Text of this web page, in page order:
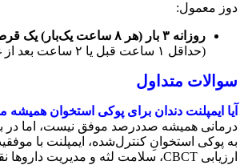
دوز معمول:
روزانه ۳ بار (هر ۸ ساعت یک‌بار) یک قرص، با معده خالی
(حداقل ۱ ساعت قبل یا ۲ ساعت بعد از غذا)
سوالات متداول
آیا ایمپلنت دندان برای پوکی استخوان
درمانی همیشه صددرصد موفق نیست، اما در
به پوکی استخوانِ کنترل‌شده، ایمپلنت با
ارزیابی CBCT، سلامت لثه و مدیریت داروها نقش تعیین‌کننده دارند.